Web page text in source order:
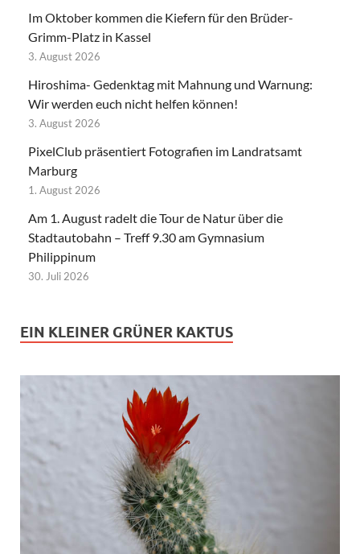
Im Oktober kommen die Kiefern für den Brüder-
Grimm-Platz in Kassel
3. August 2026
Hiroshima- Gedenktag mit Mahnung und Warnung:
Wir werden euch nicht helfen können!
3. August 2026
PixelClub präsentiert Fotografien im Landratsamt
Marburg
1. August 2026
Am 1. August radelt die Tour de Natur über die
Stadtautobahn – Treff 9.30 am Gymnasium
Philippinum
30. Juli 2026
EIN KLEINER GRÜNER KAKTUS